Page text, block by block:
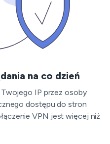
na co dzień
IP przez osoby
dostępu do stron
VPN jest więcej niż